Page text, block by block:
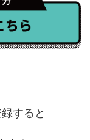
すると